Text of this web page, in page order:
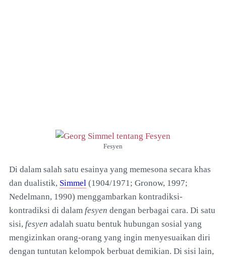
Fesyen
Di dalam salah satu esainya yang memesona secara khas
dan dualistik, Simmel (1904/1971; Gronow, 1997;
Nedelmann, 1990) menggambarkan kontradiksi-
kontradiksi di dalam fesyen dengan berbagai cara. Di satu
sisi, fesyen adalah suatu bentuk hubungan sosial yang
mengizinkan orang-orang yang ingin menyesuaikan diri
dengan tuntutan kelompok berbuat demikian. Di sisi lain,